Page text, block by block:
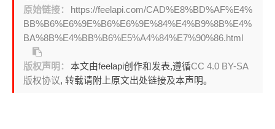
原始链接：
https://feelapi.com/CAD%E8%BD%AF%E4%
BB%B6%E6%9E%B6%E6%9E%84%E4%B9%8B%E4%
BA%8B%E4%BB%B6%E5%A4%84%E7%90%86.html
版权声明： 本文由feelapi创作和发表,遵循CC 4.0 BY-SA
版权协议, 转载请附上原文出处链接及本声明。